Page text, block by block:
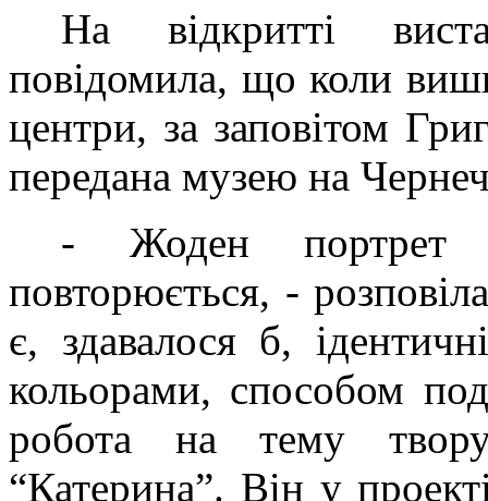
На відкритті
повідомила, що коли
центри, за заповітом
передана музею на
-
Жоден
повторюється, -
є, здавалося б,
кольорами, способом
робота на тему
“Катерина”. Він у